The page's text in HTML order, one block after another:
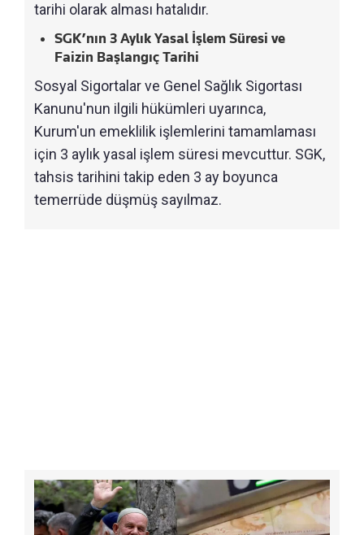
tarihi olarak alması hatalıdır.
SGK’nın 3 Aylık Yasal İşlem Süresi ve
Faizin Başlangıç Tarihi
Sosyal Sigortalar ve Genel Sağlık Sigortası
Kanunu'nun ilgili hükümleri uyarınca,
Kurum'un emeklilik işlemlerini tamamlaması
için 3 aylık yasal işlem süresi mevcuttur. SGK,
tahsis tarihini takip eden 3 ay boyunca
temerrüde düşmüş sayılmaz.